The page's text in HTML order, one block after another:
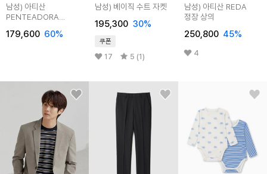
남성) 아티산
PENTEADORA
179,600 60%
남성) 베이직 수트 자켓
195,300 30%
쿠폰
17 5 (1)
남성) 아티산 REDA
정장 상의
250,800 45%
4